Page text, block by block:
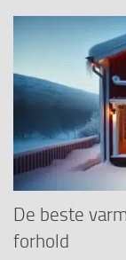
De beste
forhold